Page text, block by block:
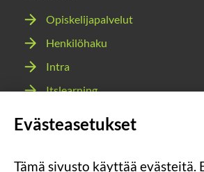
Opiskelijapalvelut
Henkilöhaku
Intra
Itslearning
Evästeasetukset
Tämä sivusto käyttää evästeitä.